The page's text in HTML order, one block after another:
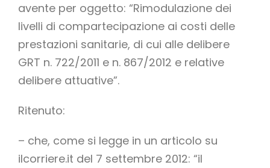
avente per oggetto: “Rimodulazione dei
livelli di compartecipazione ai costi delle
prestazioni sanitarie, di cui alle delibere
GRT n. 722/2011 e n. 867/2012 e relative
delibere attuative”.
Ritenuto:
– che, come si legge in un articolo su
ilcorriere.it del 7 settembre 2012: “il